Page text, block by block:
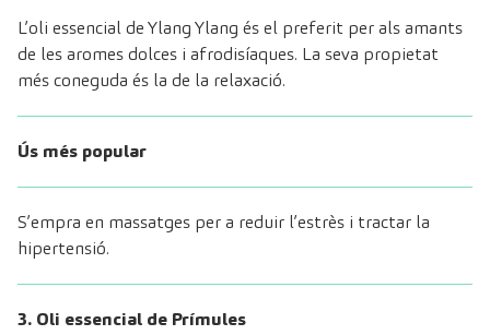
L’oli essencial de Ylang Ylang és el preferit per als amants
de les aromes dolces i afrodisíaques. La seva propietat
més coneguda és la de la relaxació.
Ús més popular
S’empra en massatges per a reduir l’estrès i tractar la
hipertensió.
3. Oli essencial de Prímules